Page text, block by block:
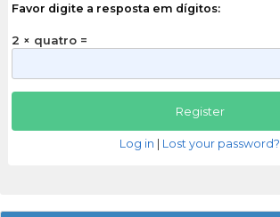
Favor digite a resposta em dígitos:
2 × quatro =
Log in Lost your password?